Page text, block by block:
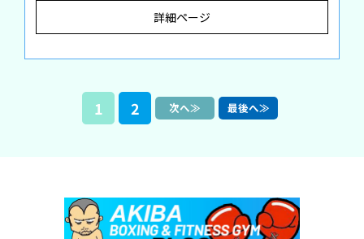
詳細ページ
1 2 次へ≫ 最後へ≫